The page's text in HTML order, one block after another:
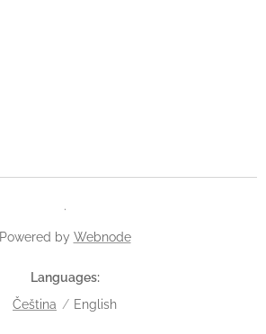
.
Powered by Webnode
Languages
Čeština
English